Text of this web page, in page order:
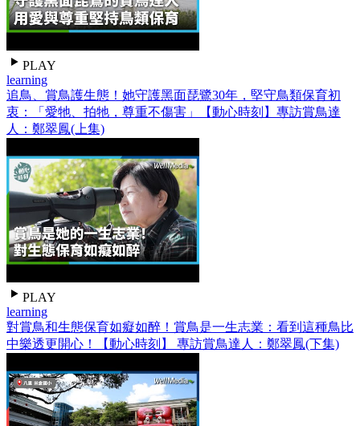
PLAY
learning
追鳥、賞鳥護生態！她守護黑面琵鷺30年，堅守鳥類保育初
衷：「愛牠、拍牠，尊重不傷害」【動心時刻】專訪賞鳥達
人：鄭翠鳳(上集)
PLAY
learning
對賞鳥和生態保育如癡如醉！賞鳥是一生志業：看到這種鳥比
中樂透更開心！【動心時刻】 專訪賞鳥達人：鄭翠鳳(下集)